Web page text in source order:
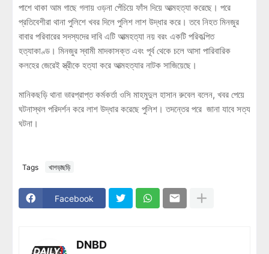
পাশে থাকা আম গাছে গলায় ওড়না পেঁচিয়ে ফাঁস দিয়ে আত্মহত্যা করেছে। পরে
প্রতিবেশীরা থানা পুলিশে খবর দিলে পুলিশ লাশ উদ্ধার করে। তবে নিহত মিনজুর
বাবার পরিবারের সদস্যদের দাবি এটি আত্মহত্যা নয় বরং একটি পরিকল্পিত
হত্যাকাণ্ড। মিনজুর স্বামী মাদকাসক্ত এবং পূর্ব থেকে চলে আসা পারিবারিক
কলহের জেরেই স্ত্রীকে হত্যা করে আত্মহত্যার নাটক সাজিয়েছে।
মানিকছড়ি থানা ভারপ্রাপ্ত কর্মকর্তা ওসি মাহমুদুল হাসান রুবেল বলেন, খবর পেয়ে
ঘটনাস্থল পরিদর্শন করে লাশ উদ্ধার করেছে পুলিশ। তদন্তের পরে জানা যাবে সত্য
ঘটনা।
Tags খাগড়াছড়ি
Facebook
DNBD